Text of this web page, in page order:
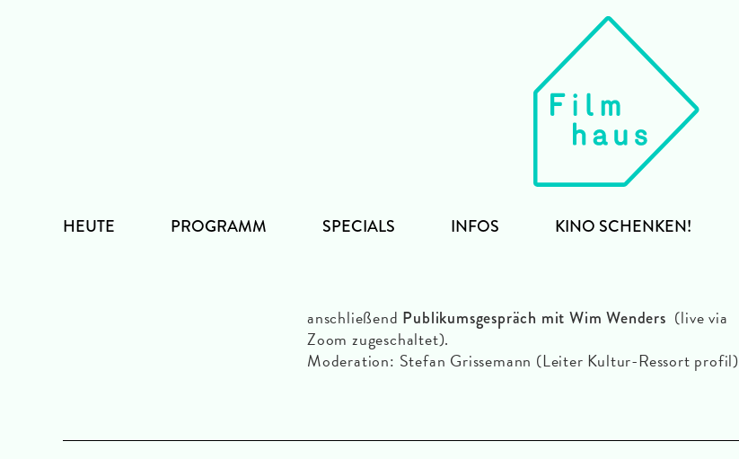
HEUTE PROGRAMM SPECIALS INFOS KINO SCHENKEN!
anschließend Publikumsgespräch mit Wim Wenders (live via
Zoom zugeschaltet).
Moderation: Stefan Grissemann (Leiter Kultur-Ressort profil)